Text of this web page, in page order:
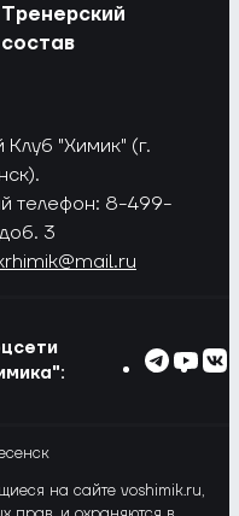
Тренерский
состав
Клуб "Химик" (г.
телефон: 8-499-
3
на сайте voshimik.ru,